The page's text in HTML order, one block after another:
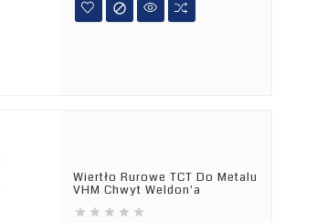

Wiertło Rurowe TCT Do Metalu
VHM Chwyt Weldon'a
    